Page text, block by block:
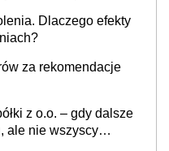
Dlaczego efekty
za rekomendacje
z o.o. – gdy dalsze
ale nie wszyscy